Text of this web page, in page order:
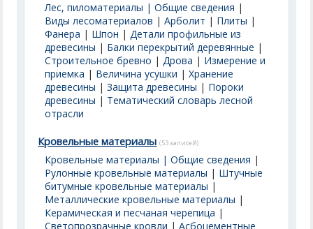
Лес, пиломатериалы | Общие сведения |
Виды лесоматериалов |Арболит | Плиты |
Фанера | Шпон |Детали профильные из
древесины | Балки перекрытий деревянные |
Строительное бревно |Дрова | Измерение и
приемка | Величина усушки |Хранение
древесины |Защита древесины | Пороки
древесины | Тематический словарь лесной
отрасли
Кровельные материалы (53 записей)
Кровельные материалы | Общие сведения |
Рулонные кровельные материалы | Штучные
битумные кровельные материалы |
Металлические кровельные материалы |
Керамическая и песчаная черепица |
Светопрозрачные кровли |Асбоцементные